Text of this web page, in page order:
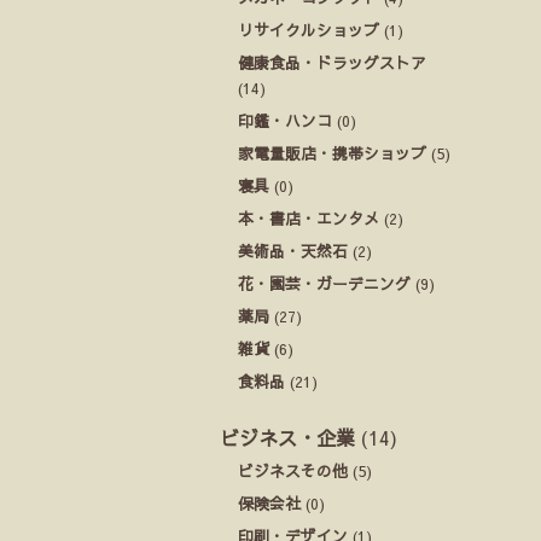
リサイクルショップ (1)
健康食品・ドラッグストア
(14)
印鑑・ハンコ (0)
家電量販店・携帯ショップ (5)
寝具 (0)
本・書店・エンタメ (2)
美術品・天然石 (2)
花・園芸・ガーデニング (9)
薬局 (27)
雑貨(6)
食料品 (21)
ビジネス・企業 (14)
ビジネスその他 (5)
保険会社(0)
印刷・デザイン (1)